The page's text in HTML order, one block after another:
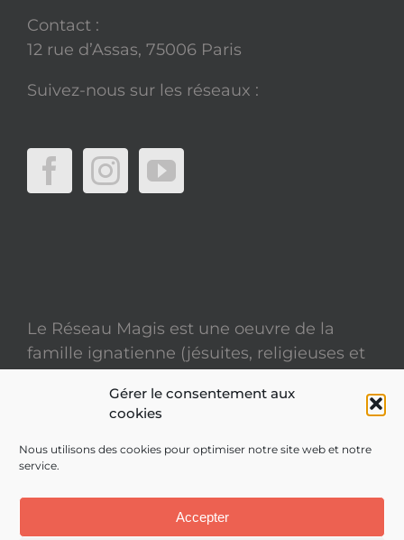
Gérer le consentement aux
cookies
Nous utilisons des cookies pour optimiser notre site web et notre
service.
Accepter
Contact :
12 rue d’Assas, 75006 Paris
Suivez-nous sur les réseaux :
Le Réseau Magis est une oeuvre de la
famille ignatienne (jésuites, religieuses et
Mentions légales
Politique de confidentialité
ACCK